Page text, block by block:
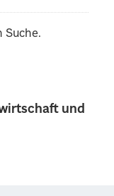
und
Suche.